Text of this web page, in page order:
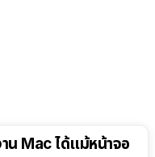
น Mac ได้แม้หน้าจอ